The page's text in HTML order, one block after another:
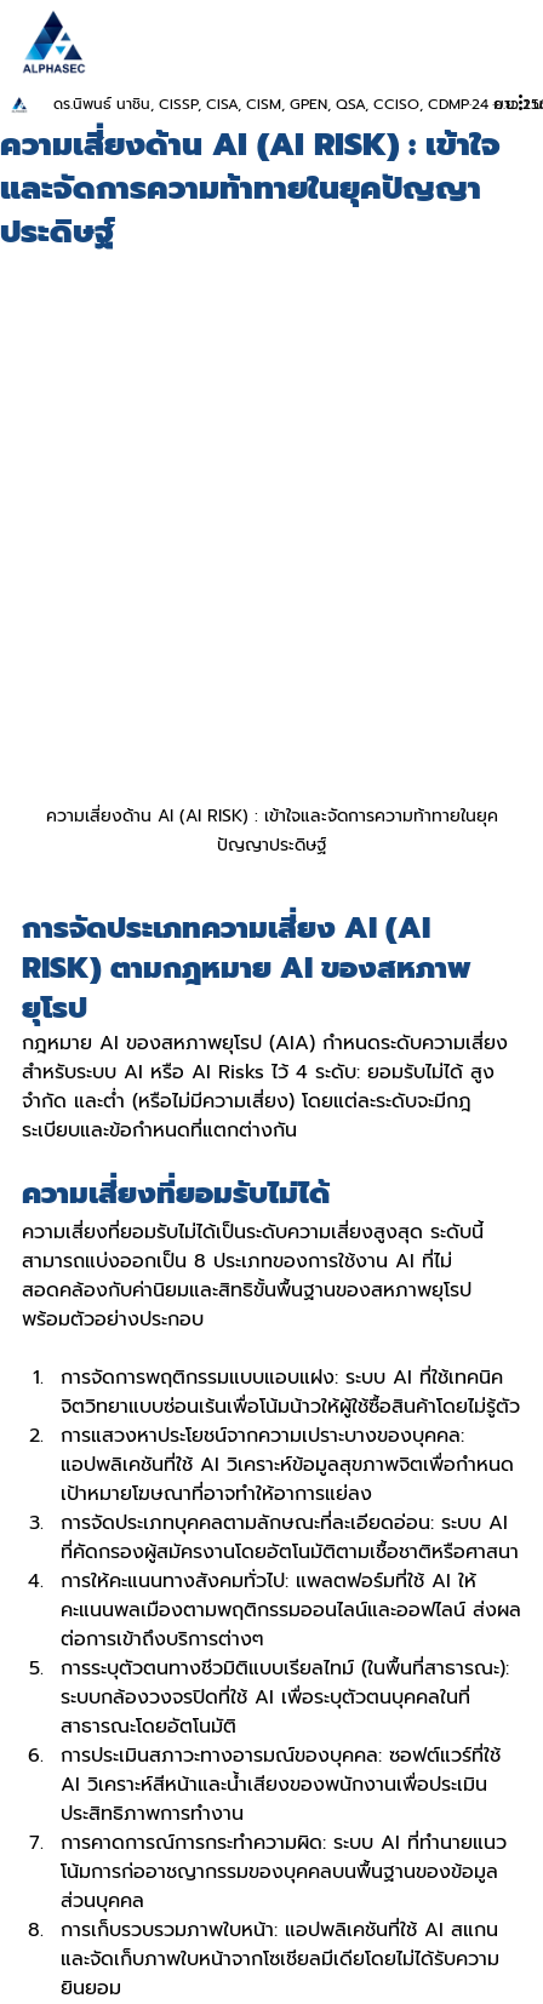
ความเสี่ยงด้าน AI (AI RISK) : เข้าใจ
และจัดการความท้าทายในยุคปัญญา
ประดิษฐ์
ดร.นิพนธ์ นาชิน, CISSP, CISA, CISM, GPEN, QSA, CCISO, CDMP24 ก.ย.
ยาว 1
ความเสี่ยงด้าน AI (AI RISK) : เข้าใจและจัดการความท้าทายในยุค
ปัญญาประดิษฐ์
การจัดประเภทความเสี่ยง AI (AI
RISK) ตามกฎหมาย AI ของสหภาพ
ยุโรป
กฎหมาย AI ของสหภาพยุโรป (AIA) กำหนดระดับความเสี่ยง
สำหรับระบบ AI หรือ AI Risks ไว้ 4 ระดับ: ยอมรับไม่ได้ สูง
จำกัด และต่ำ (หรือไม่มีความเสี่ยง) โดยแต่ละระดับจะมีกฎ
ระเบียบและข้อกำหนดที่แตกต่างกัน
ความเสี่ยงที่ยอมรับไม่ได้
ความเสี่ยงที่ยอมรับไม่ได้เป็นระดับความเสี่ยงสูงสุด ระดับนี้
สามารถแบ่งออกเป็น 8 ประเภทของการใช้งาน AI ที่ไม่
สอดคล้องกับค่านิยมและสิทธิขั้นพื้นฐานของสหภาพยุโรป
พร้อมตัวอย่างประกอบ
การจัดการพฤติกรรมแบบแอบแฝง: ระบบ AI ที่ใช้เทคนิค
จิตวิทยาแบบซ่อนเร้นเพื่อโน้มน้าวให้ผู้ใช้ซื้อสินค้าโดยไม่รู้ตัว
การแสวงหาประโยชน์จากความเปราะบางของบุคคล:
แอปพลิเคชันที่ใช้ AI วิเคราะห์ข้อมูลสุขภาพจิตเพื่อกำหนด
เป้าหมายโฆษณาที่อาจทำให้อาการแย่ลง
การจัดประเภทบุคคลตามลักษณะที่ละเอียดอ่อน: ระบบ AI
ที่คัดกรองผู้สมัครงานโดยอัตโนมัติตามเชื้อชาติหรือศาสนา
การให้คะแนนทางสังคมทั่วไป: แพลตฟอร์มที่ใช้ AI ให้
คะแนนพลเมืองตามพฤติกรรมออนไลน์และออฟไลน์ ส่งผล
ต่อการเข้าถึงบริการต่างๆ
การระบุตัวตนทางชีวมิติแบบเรียลไทม์ (ในพื้นที่สาธารณะ):
ระบบกล้องวงจรปิดที่ใช้ AI เพื่อระบุตัวตนบุคคลในที่
สาธารณะโดยอัตโนมัติ
การประเมินสภาวะทางอารมณ์ของบุคคล: ซอฟต์แวร์ที่ใช้
AI วิเคราะห์สีหน้าและน้ำเสียงของพนักงานเพื่อประเมิน
ประสิทธิภาพการทำงาน
การคาดการณ์การกระทำความผิด: ระบบ AI ที่ทำนายแนว
โน้มการก่ออาชญากรรมของบุคคลบนพื้นฐานของข้อมูล
ส่วนบุคคล
การเก็บรวบรวมภาพใบหน้า: แอปพลิเคชันที่ใช้ AI สแกน
และจัดเก็บภาพใบหน้าจากโซเชียลมีเดียโดยไม่ได้รับความ
ยินยอม